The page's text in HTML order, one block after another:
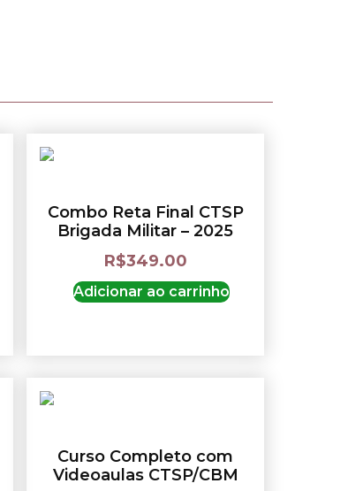
Combo Reta Final CTSP
Brigada Militar – 2025
R$349.00
Adicionar ao carrinho
Curso Completo com
Videoaulas CTSP/CBM